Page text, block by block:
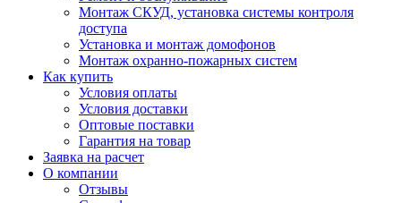
Монтаж СКУД, установка системы контроля
доступа
Установка и монтаж домофонов
Монтаж охранно-пожарных систем
Как купить
Условия оплаты
Условия доставки
Оптовые поставки
Гарантия на товар
Заявка на расчет
О компании
Отзывы